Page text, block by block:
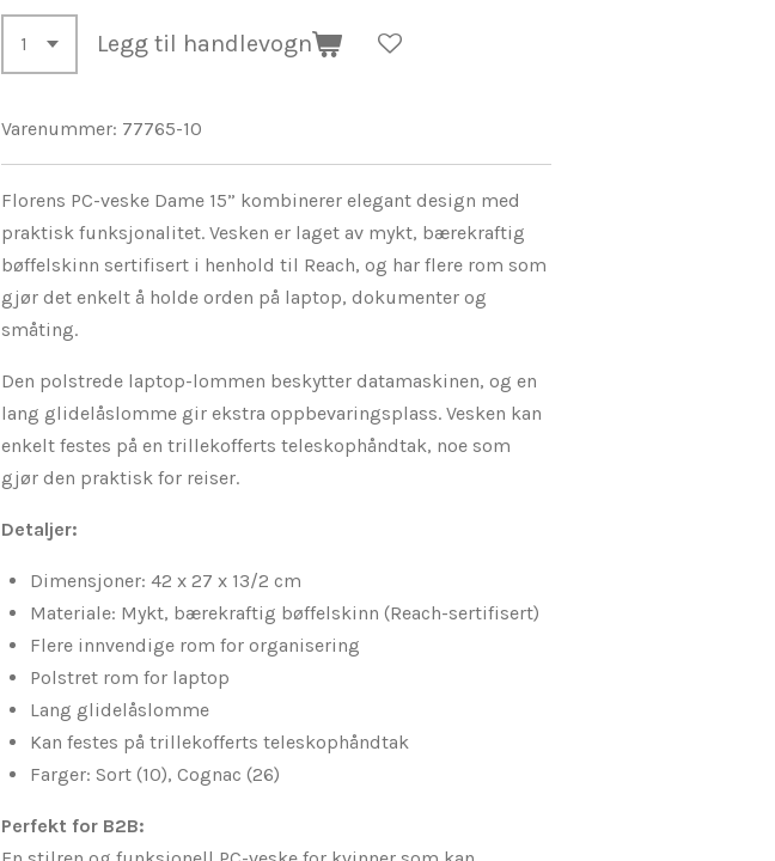
Legg til handlevogn
Varenummer: 77765-10
Florens PC-veske Dame 15” kombinerer elegant design med
praktisk funksjonalitet. Vesken er laget av mykt, bærekraftig
bøffelskinn sertifisert i henhold til Reach, og har flere rom som
gjør det enkelt å holde orden på laptop, dokumenter og
småting.
Den polstrede laptop-lommen beskytter datamaskinen, og en
lang glidelåslomme gir ekstra oppbevaringsplass. Vesken kan
enkelt festes på en trillekofferts teleskophåndtak, noe som
gjør den praktisk for reiser.
Detaljer:
Dimensjoner: 42 x 27 x 13/2 cm
Materiale: Mykt, bærekraftig bøffelskinn (Reach-sertifisert)
Flere innvendige rom for organisering
Polstret rom for laptop
Lang glidelåslomme
Kan festes på trillekofferts teleskophåndtak
Farger: Sort (10), Cognac (26)
Perfekt for B2B: